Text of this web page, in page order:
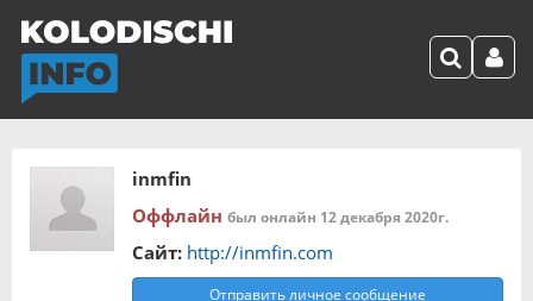
inmfin
Оффлайн был онлайн 12 декабря 2020г.
Сайт: http://inmfin.com
Отправить личное сообщение